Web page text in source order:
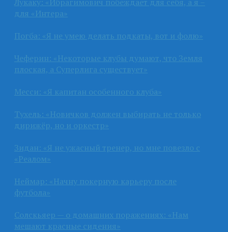
для «Интера»
Погба: «Я не умею делать подкаты, вот и фолю»
Чеферин: «Некоторые клубы думают, что Земля
плоская, а Суперлига существует»
Месси: «Я капитан особенного клуба»
Тухель: «Новичков должен выбирать не только
дирижёр, но и оркестр»
Зидан: «Я не ужасный тренер, но мне повезло с
«Реалом»
Неймар: «Начну покерную карьеру после
футбола»
Солскьяер — о домашних поражениях: «Нам
мешают красные сидения»